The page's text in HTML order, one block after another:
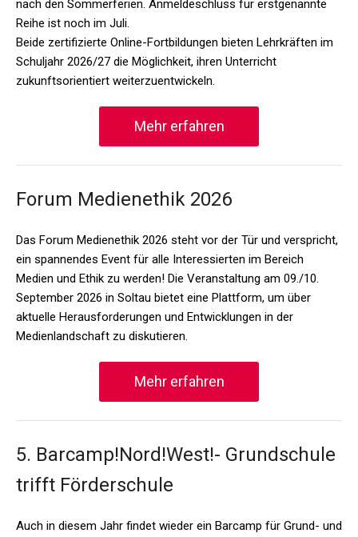
nach den Sommerferien. Anmeldeschluss für erstgenannte
Reihe ist noch im Juli.
Beide zertifizierte Online-Fortbildungen bieten Lehrkräften im
Schuljahr 2026/27 die Möglichkeit, ihren Unterricht
zukunftsorientiert weiterzuentwickeln.
Mehr erfahren
Forum Medienethik 2026
Das Forum Medienethik 2026 steht vor der Tür und verspricht,
ein spannendes Event für alle Interessierten im Bereich
Medien und Ethik zu werden! Die Veranstaltung am 09./10.
September 2026 in Soltau bietet eine Plattform, um über
aktuelle Herausforderungen und Entwicklungen in der
Medienlandschaft zu diskutieren.
Mehr erfahren
5. Barcamp!Nord!West!- Grundschule
trifft Förderschule
Auch in diesem Jahr findet wieder ein Barcamp für Grund- und